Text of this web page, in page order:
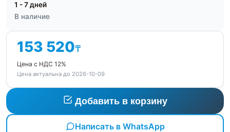
1 - 7 дней
В наличие
153 520₸
Цена с НДС 12%
Цена актуальна до 2026-10-09
Добавить в корзину
Написать в WhatsApp